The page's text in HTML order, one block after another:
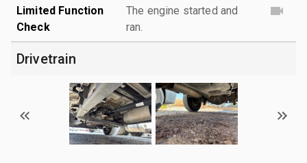
Limited Function
Check
The engine started and
ran.
Drivetrain